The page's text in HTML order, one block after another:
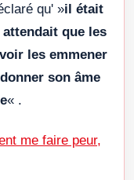
qu' »il était
que les
les emmener
son âme
« .
me faire peur,